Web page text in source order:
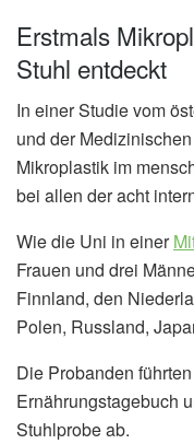
Erstmals
Stuhl entdeckt
In einer Studie vom
und der
Mikroplastik im
bei allen der acht
Wie die Uni in einer
Frauen und drei
Finnland, den
Polen, Russland,
Die Probanden
Ernährungstagebuch
Stuhlprobe ab.